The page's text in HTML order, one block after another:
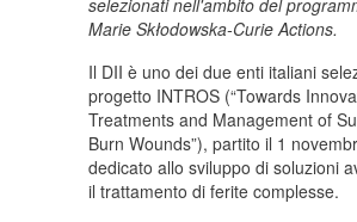
Marie Skłodowska-Curie Actions.
Il DII è uno dei due enti italiani
progetto INTROS (“Towards
Treatments and Management of
Burn Wounds”), partito il 1
dedicato allo sviluppo di soluzioni
il trattamento di ferite complesse.